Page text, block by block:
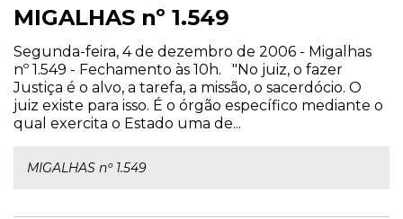
MIGALHAS nº 1.549
Segunda-feira, 4 de dezembro de 2006 - Migalhas
nº 1.549 - Fechamento às 10h. "No juiz, o fazer
Justiça é o alvo, a tarefa, a missão, o sacerdócio. O
juiz existe para isso. É o órgão específico mediante o
qual exercita o Estado uma de...
MIGALHAS nº 1.549